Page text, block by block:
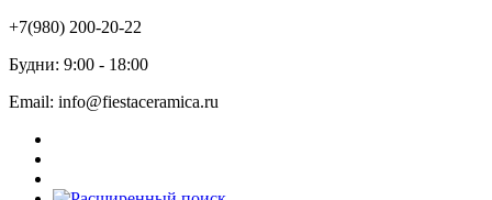
+7(980) 200-20-22
Будни: 9:00 - 18:00
Email: info@fiestaceramica.ru